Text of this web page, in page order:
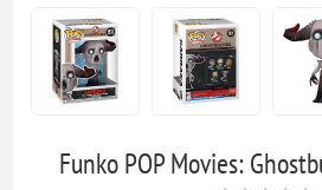
Funko POP Movies: